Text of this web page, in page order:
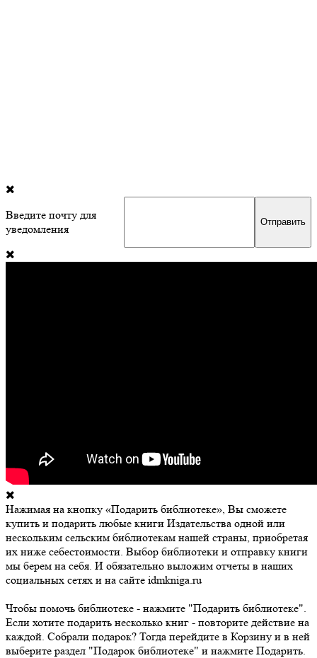
Введите почту для
уведомления
Нажимая на кнопку «Подарить библиотеке», Вы сможете
купить и подарить любые книги Издательства одной или
нескольким сельским библиотекам нашей страны, приобретая
их ниже себестоимости. Выбор библиотеки и отправку книги
мы берем на себя. И обязательно выложим отчеты в наших
социальных сетях и на сайте idmkniga.ru
Чтобы помочь библиотеке - нажмите "Подарить библиотеке".
Если хотите подарить несколько книг - повторите действие на
каждой. Собрали подарок? Тогда перейдите в Корзину и в ней
выберите раздел "Подарок библиотеке" и нажмите Подарить.